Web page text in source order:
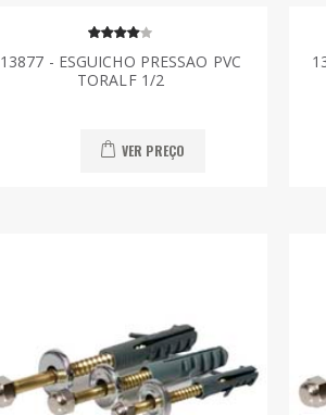
13877 - ESGUICHO PRESSAO PVC
TORALF 1/2
VER PREÇO